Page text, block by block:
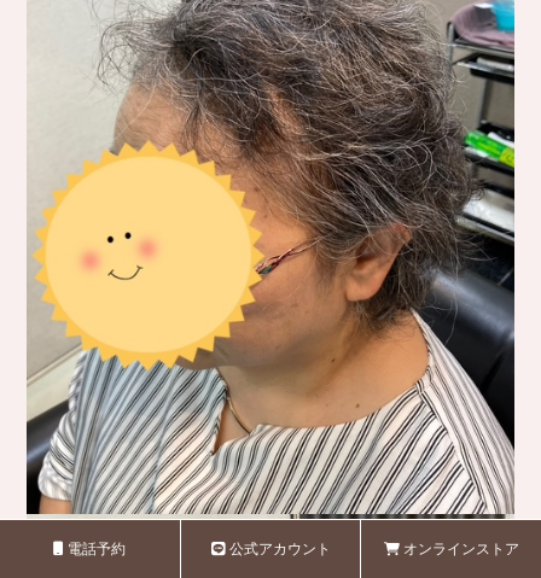
電話予約 公式アカウント オンラインストア